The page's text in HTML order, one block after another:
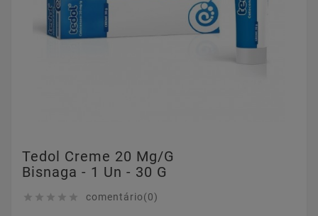
Tedol Creme 20 Mg/g
Bisnaga - 1 Un - 30 G
     comentário(0)